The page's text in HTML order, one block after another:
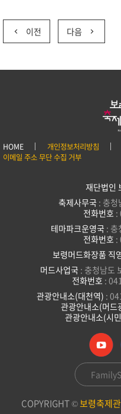
이전 다음
HOME 개인정보처리방침
이메일 주소 무단 수집 거부
재단법인
축제사무국 : 충청
전화번호 :
테마파크운영국 : 충
전화번호 :
보령머드화장품 직
머드사업국 : 충청남도
전화번호 :
관광안내소(대천역) :
관광안내소(머드
관광안내소(시
COPYRIGHT ©보령축제